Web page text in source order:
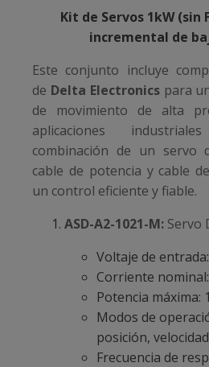
Kit de Servos 1kW (sin
incremental de
Este conjunto incluye
de Delta Electronicspara
de movimiento de alta
aplicaciones
combinación de un servo
cable de potencia y cable
un control eficiente y fiable.
ASD-A2-1021-M: Servo
Voltaje de
Corriente nominal:
Potencia máxima:
Modos de
posición,
Frecuencia de